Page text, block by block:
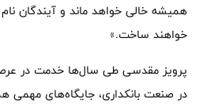
همیشه خالی خواهد ماند و آیندگان نام
خواهند ساخت.»
پرویز مقدسی طی سال‌ها خدمت در
در صنعت بانکداری، جایگاه‌های